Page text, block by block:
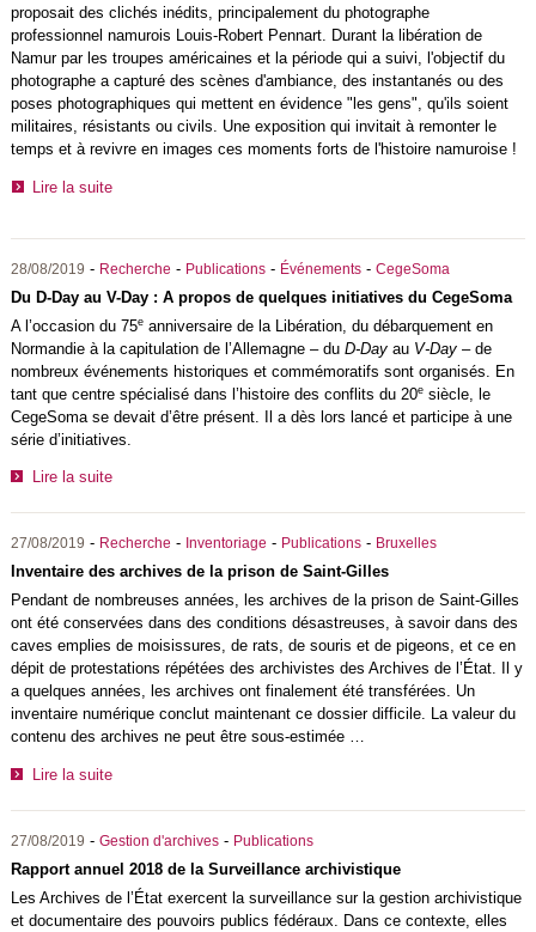
proposait des clichés inédits, principalement du photographe
professionnel namurois Louis-Robert Pennart. Durant la libération de
Namur par les troupes américaines et la période qui a suivi, l'objectif du
photographe a capturé des scènes d'ambiance, des instantanés ou des
poses photographiques qui mettent en évidence "les gens", qu'ils soient
militaires, résistants ou civils. Une exposition qui invitait à remonter le
temps et à revivre en images ces moments forts de l'histoire namuroise !
Lire la suite
28/08/2019 - Recherche - Publications- Événements- CegeSoma
Du D-Day au V-Day : A propos de quelques initiatives du CegeSoma
A l’occasion du 75eanniversaire de la Libération, du débarquement en
Normandie à la capitulation de l’Allemagne – du D-DayauV-Day– de
nombreux événements historiques et commémoratifs sont organisés. En
tant que centre spécialisé dans l’histoire des conflits du 20esiècle, le
CegeSoma se devait d’être présent. Il a dès lors lancé et participe à une
série d’initiatives.
Lire la suite
27/08/2019 - Recherche - Inventoriage - Publications- Bruxelles
Inventaire des archives de la prison de Saint-Gilles
Pendant de nombreuses années, les archives de la prison de Saint-Gilles
ont été conservées dans des conditions désastreuses, à savoir dans des
caves emplies de moisissures, de rats, de souris et de pigeons, et ce en
dépit de protestations répétées des archivistes des Archives de l’État. Il y
a quelques années, les archives ont finalement été transférées. Un
inventaire numérique conclut maintenant ce dossier difficile. La valeur du
contenu des archives ne peut être sous-estimée …
Lire la suite
27/08/2019 - Gestion d'archives- Publications
Rapport annuel 2018 de la Surveillance archivistique
Les Archives de l’État exercent la surveillance sur la gestion archivistique
et documentaire des pouvoirs publics fédéraux. Dans ce contexte, elles